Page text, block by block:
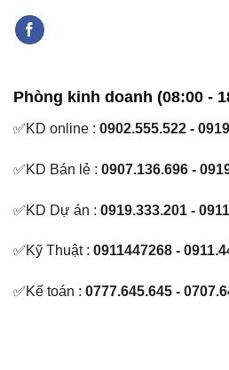
Phòng kinh doanh (08:00 -
✅KD online : 0902.555.522 -
✅KD Bán lẻ : 0907.136.696 -
✅KD Dự án : 0919.333.201 -
✅Kỹ Thuật : 0911447268 -
✅Kế toán : 0777.645.645 -